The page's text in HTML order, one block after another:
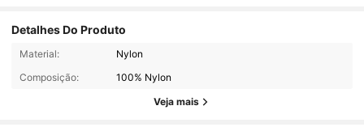
Detalhes Do Produto
Material:
Nylon
Composição:
100% Nylon
Veja mais